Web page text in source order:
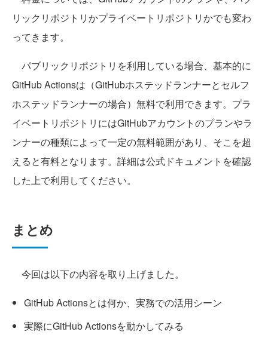
リックリポジトリかプライベートリポジトリかでも変わ
ってきます。
パブリックリポジトリを利用している場合、基本的に
GitHub Actionsは（GitHubホステッドランナーとセルフ
ホステッドランナーの場合）無料で利用できます。プラ
イベートリポジトリにはGitHubアカウントのプランやラ
ンナーの種類によって一定の無料範囲があり、そこを超
えると有料となります。詳細は公式ドキュメントを確認
した上で利用してください。
まとめ
今回は以下の内容を取り上げました。
GitHub Actionsとは何か、実務での活用シーン
実際にGitHub Actionsを動かしてみる